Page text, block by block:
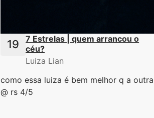
7 Estrelas | quem arrancou o
céu?
Luiza Lian
como essa luiza é bem melhor q a outra
@ rs 4/5